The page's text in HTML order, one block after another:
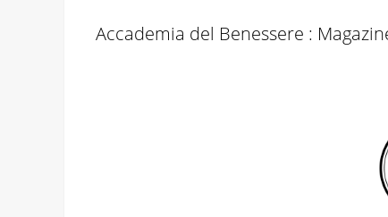
Accademia del Benessere :